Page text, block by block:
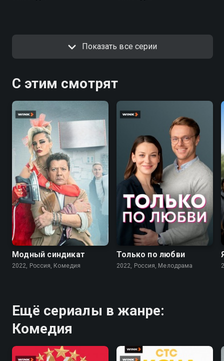
Показать все серии
С этим смотрят
7.6
Модный синдикат
2022, Россия, Комедия
Только по любви
2022, Россия, Мелодрама
Ещё сериалы в жанре:
Комедия